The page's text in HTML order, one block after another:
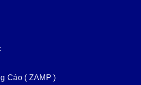
Cáo ( ZAMP )